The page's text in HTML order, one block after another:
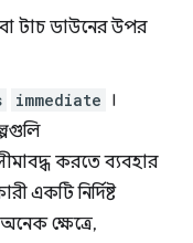
টাচ ডাউনের উপর
immediate ।
করতে ব্যবহার
একটি নির্দিষ্ট
ক্ষেত্রে,